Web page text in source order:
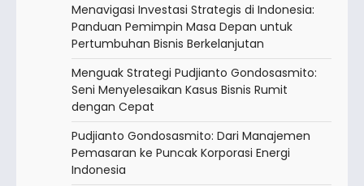
Menavigasi Investasi Strategis di Indonesia:
Panduan Pemimpin Masa Depan untuk
Pertumbuhan Bisnis Berkelanjutan
Menguak Strategi Pudjianto Gondosasmito:
Seni Menyelesaikan Kasus Bisnis Rumit
dengan Cepat
Pudjianto Gondosasmito: Dari Manajemen
Pemasaran ke Puncak Korporasi Energi
Indonesia